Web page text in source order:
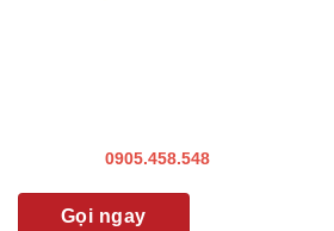
0905.458.548
Gọi ngay